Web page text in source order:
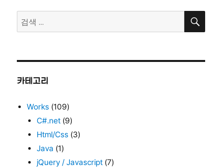
검
색:
검
카테고리
Works (109)
C#.net (9)
Html/Css (3)
Java (1)
jQuery / Javascript (7)